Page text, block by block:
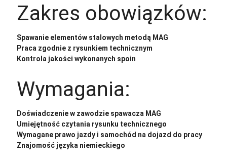
Zakres obowiązków:
Spawanie elementów stalowych metodą MAG
Praca zgodnie z rysunkiem technicznym
Kontrola jakości wykonanych spoin
Wymagania:
Doświadczenie w zawodzie spawacza MAG
Umiejętność czytania rysunku technicznego
Wymagane prawo jazdy i samochód na dojazd do pracy
Znajomość języka niemieckiego